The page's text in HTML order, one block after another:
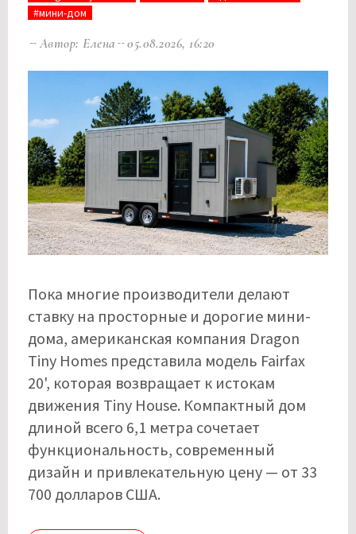
#мини-дом
Автор: Елена 05.08.2026, 16:20
Пока многие производители делают
ставку на просторные и дорогие мини-
дома, американская компания Dragon
Tiny Homes представила модель Fairfax
20', которая возвращает к истокам
движения Tiny House. Компактный дом
длиной всего 6,1 метра сочетает
функциональность, современный
дизайн и привлекательную цену — от 33
700 долларов США.